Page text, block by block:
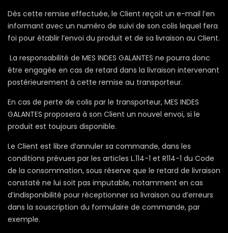
Dès cette remise effectuée, le Client reçoit un e-mail l’en
informant avec un numéro de suivi de son colis lequel fera
foi pour établir l’envoi du produit et de sa livraison au Client.
La responsabilité de MES INDES GALANTES ne pourra donc
être engagée en cas de retard dans la livraison intervenant
postérieurement à cette remise au transporteur.
En cas de perte de colis par le transporteur, MES INDES
GALANTES proposera à son Client un nouvel envoi, si le
produit est toujours disponible.
Le Client est libre d’annuler sa commande, dans les
conditions prévues par les articles L.114-1 et R114-1 du Code
de la consommation, sous réserve que le retard de livraison
constaté ne lui soit pas imputable, notamment en cas
d’indisponibilité pour réceptionner sa livraison ou d’erreurs
dans la souscription du formulaire de commande, par
exemple.